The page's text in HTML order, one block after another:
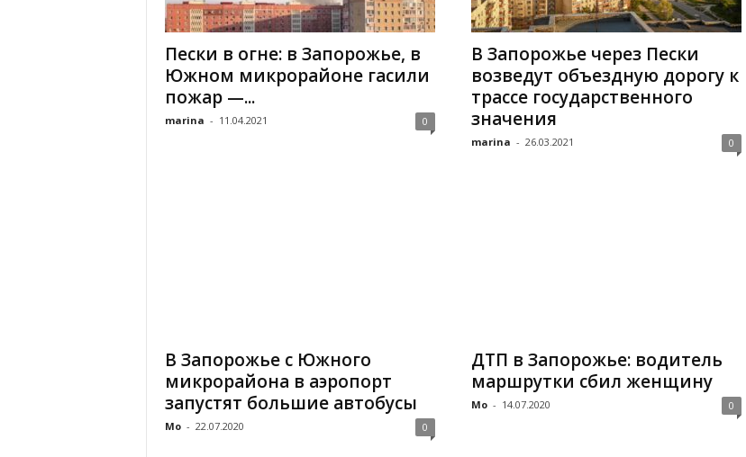
Пески в огне: в Запорожье, в
Южном микрорайоне гасили
пожар —...
marina - 11.04.2021 0
В Запорожье через Пески
возведут объездную дорогу к
трассе государственного
значения
marina - 26.03.2021 0
В Запорожье с Южного
микрорайона в аэропорт
запустят большие автобусы
Mo - 22.07.2020 0
ДТП в Запорожье: водитель
маршрутки сбил женщину
Mo - 14.07.2020 0